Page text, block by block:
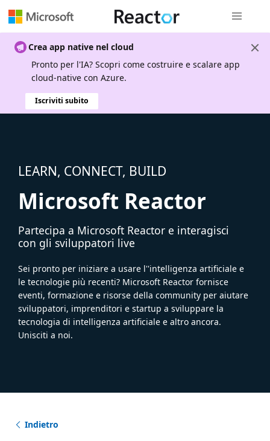
Crea app native nel cloud
Pronto per l'IA? Scopri come costruire e scalare app
cloud-native con Azure.
Iscriviti subito
LEARN, CONNECT, BUILD
Microsoft Reactor
Partecipa a Microsoft Reactor e interagisci
con gli sviluppatori live
Sei pronto per iniziare a usare l''intelligenza artificiale e
le tecnologie più recenti? Microsoft Reactor fornisce
eventi, formazione e risorse della community per aiutare
sviluppatori, imprenditori e startup a sviluppare la
tecnologia di intelligenza artificiale e altro ancora.
Unisciti a noi.
Indietro